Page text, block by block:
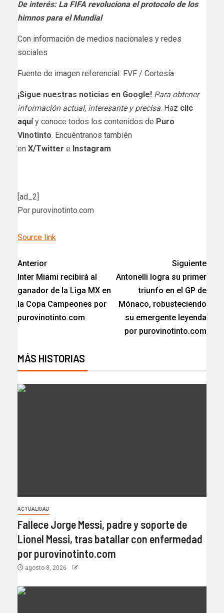
De interés: La FIFA revoluciona el protocolo de los
himnos para el Mundial
Con información de medios nacionales y redes
sociales
Fuente de imagen referencial: FVF / Cortesía
¡Sigue nuestras noticias en Google! Para obtener
información actual, interesante y precisa. Haz clic
aquíy conoce todos los contenidos de Puro
Vinotinto. Encuéntranos también
en X/Twitter e Instagram
[ad_2]
Por purovinotinto.com
Source link
Anterior
Inter Miami recibirá al
ganador de la Liga MX en
la Copa Campeones por
purovinotinto.com
Siguiente
Antonelli logra su primer
triunfo en el GP de
Mónaco, robusteciendo
su emergente leyenda
por purovinotinto.com
MÁS HISTORIAS
ACTUALIDAD
Fallece Jorge Messi, padre y soporte de
Lionel Messi, tras batallar con enfermedad
por purovinotinto.com
agosto 8, 2026